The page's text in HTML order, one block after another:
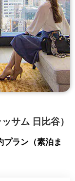
サム 日比谷）
プラン（素泊ま